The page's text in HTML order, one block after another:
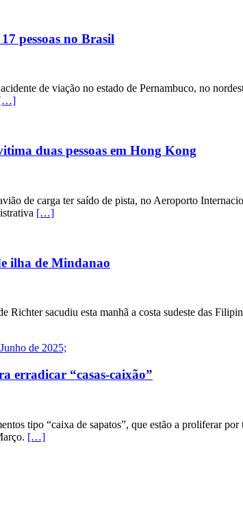
pessoas no Brasil
de viação no estado de Pernambuco, no
[…]
duas pessoas em Hong Kong
de carga ter saído de pista, no Aeroporto
[…]
ilha de Mindanao
Richter sacudiu esta manhã a costa sudeste das
erradicar “casas-caixão”
tipo “caixa de sapatos”, que estão a proliferar
[…]